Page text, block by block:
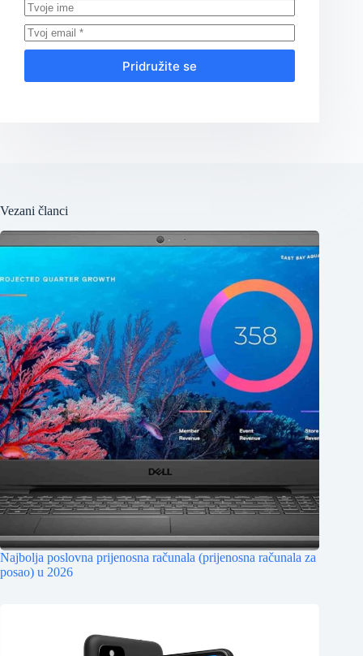
Pridružite se
Vezani članci
Najbolja poslovna prijenosna računala (prijenosna računala za
posao) u 2026